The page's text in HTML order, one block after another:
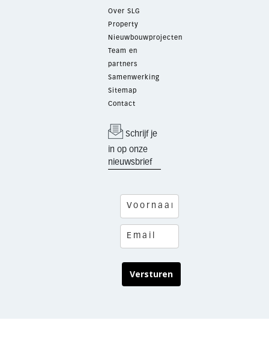
Over SLG
Property
Nieuwbouwprojecten
Team en
partners
Samenwerking
Sitemap
Contact
Schrijf je
in op onze
nieuwsbrief
Versturen